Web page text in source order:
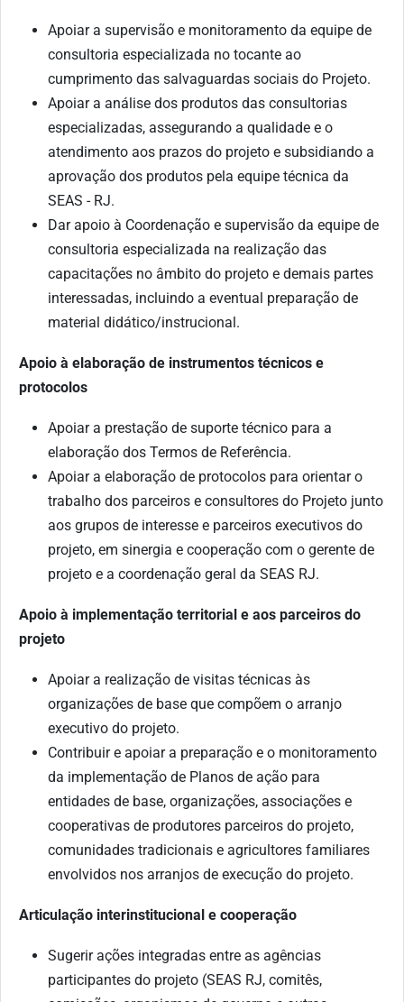
Apoiar a supervisão e monitoramento da equipe de
consultoria especializada no tocante ao
cumprimento das salvaguardas sociais do Projeto.
Apoiar a análise dos produtos das consultorias
especializadas, assegurando a qualidade e o
atendimento aos prazos do projeto e subsidiando a
aprovação dos produtos pela equipe técnica da
SEAS - RJ.
Dar apoio à Coordenação e supervisão da equipe de
consultoria especializada na realização das
capacitações no âmbito do projeto e demais partes
interessadas, incluindo a eventual preparação de
material didático/instrucional.
Apoio à elaboração de instrumentos técnicos e
protocolos
Apoiar a prestação de suporte técnico para a
elaboração dos Termos de Referência.
Apoiar a elaboração de protocolos para orientar o
trabalho dos parceiros e consultores do Projeto junto
aos grupos de interesse e parceiros executivos do
projeto, em sinergia e cooperação com o gerente de
projeto e a coordenação geral da SEAS RJ.
Apoio à implementação territorial e aos parceiros do
projeto
Apoiar a realização de visitas técnicas às
organizações de base que compõem o arranjo
executivo do projeto.
Contribuir e apoiar a preparação e o monitoramento
da implementação de Planos de ação para
entidades de base, organizações, associações e
cooperativas de produtores parceiros do projeto,
comunidades tradicionais e agricultores familiares
envolvidos nos arranjos de execução do projeto.
Articulação interinstitucional e cooperação
Sugerir ações integradas entre as agências
participantes do projeto (SEAS RJ, comitês,